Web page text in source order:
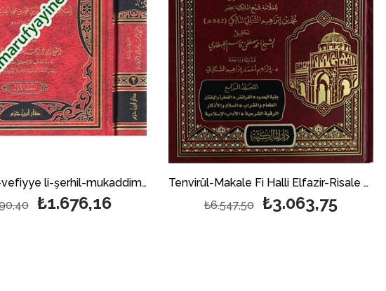
el-Minahül-vefiyye li-şerhil-mukaddimetil-izziyye - المنح الوفية لشرح المقدمة العزية
₺1.676,16
Tenvirül-Makale Fi Halli Elfazir-Risale Lil-İmam Ebi Zeyd El-Kayrevani Fi Fıkhil-İmam Malik Bin Enes - تنوير المقالة في حل ألفاظ الرسالة للإمام أبي زيد القيرواني في فقه الإمام مالك بن أنس
₺3.063,75
₺6.547,50